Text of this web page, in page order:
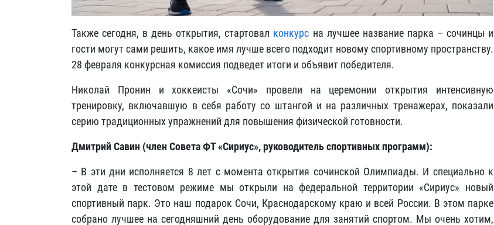
Также сегодня, в день открытия, стартовал конкурс на лучшее название парка – сочинцы и
гости могут сами решить, какое имя лучше всего подходит новому спортивному пространству.
28 февраля конкурсная комиссия подведет итоги и объявит победителя.
Николай Пронин и хоккеисты «Сочи» провели на церемонии открытия интенсивную
тренировку, включавшую в себя работу со штангой и на различных тренажерах, показали
серию традиционных упражнений для повышения физической готовности.
Дмитрий Савин (член Совета ФТ «Сириус», руководитель спортивных программ):
– В эти дни исполняется 8 лет с момента открытия сочинской Олимпиады. И специально к
этой дате в тестовом режиме мы открыли на федеральной территории «Сириус» новый
спортивный парк. Это наш подарок Сочи, Краснодарскому краю и всей России. В этом парке
собрано лучшее на сегодняшний день оборудование для занятий спортом. Мы очень хотим,